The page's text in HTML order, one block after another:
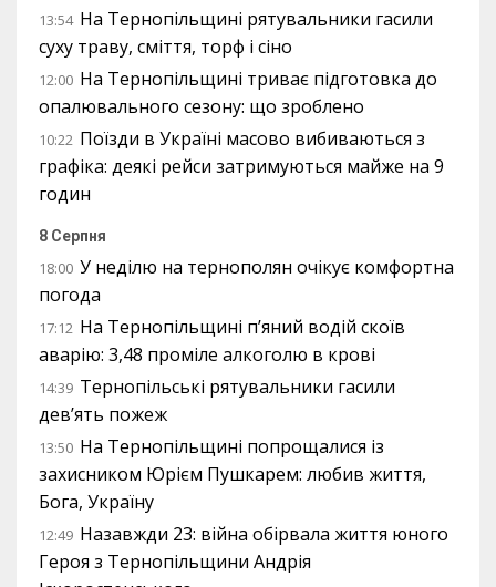
13:54 На Тернопільщині рятувальники гасили
суху траву, сміття, торф і сіно
12:00 На Тернопільщині триває підготовка до
опалювального сезону: що зроблено
10:22 Поїзди в Україні масово вибиваються з
графіка: деякі рейси затримуються майже на 9
годин
8 Серпня
18:00 У неділю на тернополян очікує комфортна
погода
17:12 На Тернопільщині п’яний водій скоїв
аварію: 3,48 проміле алкоголю в крові
14:39 Тернопільські рятувальники гасили
дев’ять пожеж
13:50 На Тернопільщині попрощалися із
захисником Юрієм Пушкарем: любив життя,
Бога, Україну
12:49 Назавжди 23: війна обірвала життя юного
Героя з Тернопільщини Андрія